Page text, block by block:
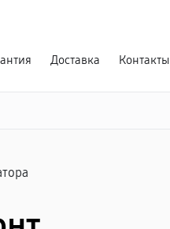
Доставка Контакты